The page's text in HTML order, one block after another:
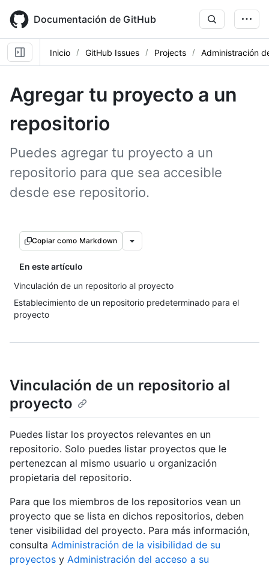
main
content
Documentación de GitHub
Inicio GitHub Issues Projects Administración
Agregar tu proyecto a un
repositorio
Puedes agregar tu proyecto a un
repositorio para que sea accesible
desde ese repositorio.
Copiar como Markdown
En este artículo
Vinculación de un repositorio al proyecto
Establecimiento de un repositorio predeterminado para el
proyecto
Vinculación de un repositorio al
proyecto
Puedes listar los proyectos relevantes en un
repositorio. Solo puedes listar proyectos que le
pertenezcan al mismo usuario u organización
propietaria del repositorio.
Para que los miembros de los repositorios vean un
proyecto que se lista en dichos repositorios, deben
tener visibilidad del proyecto. Para más información,
consulta Administración de la visibilidad de su
proyectos y Administración del acceso a su